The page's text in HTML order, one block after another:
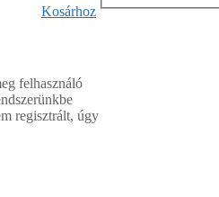
Kosárhoz
felhasználó
regisztrált, úgy